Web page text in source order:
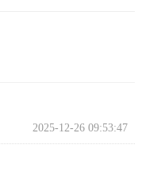
2025-12-26 09:53:47